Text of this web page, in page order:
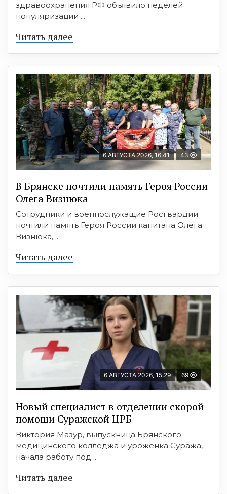
здравоохранения РФ объявило неделей
популяризации ...
Читать далее
6 АВГУСТА 2026, 16:41 43
В Брянске почтили память Героя России
Олега Визнюка
Сотрудники и военнослужащие Росгвардии
почтили память Героя России капитана Олега
Визнюка, ...
Читать далее
6 АВГУСТА 2026, 15:29 69
Новый специалист в отделении скорой
помощи Суражской ЦРБ
Виктория Мазур, выпускница Брянского
медицинского колледжа и уроженка Суража,
начала работу под ...
Читать далее